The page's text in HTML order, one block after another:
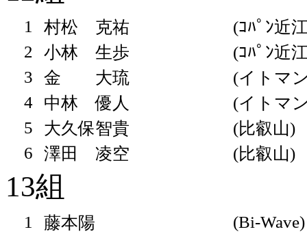
1 村松 克祐
(ｺﾊﾟﾝ近
2
小林 生歩
(ｺﾊﾟﾝ近
3
金 大琉
(イトマ
4
中林 優人
(イトマ
5
大久保智貴
(比叡山)
6
澤田 凌空 (比叡山)
13組
1 藤本陽
(Bi-Wave)